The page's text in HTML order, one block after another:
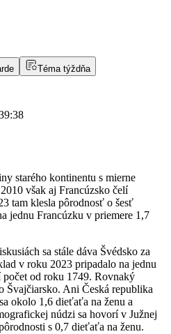
Téma týždňa
starého kontinentu s mierne
však aj Francúzsko čelí
tam klesla pôrodnosť o šesť
jednu Francúzku v priemere 1,7
sa stále dáva Švédsko za
v roku 2023 pripadalo na jednu
od roku 1749. Rovnaký
Švajčiarsko. Ani Česká republika
okolo 1,6 dieťaťa na ženu a
núdzi sa hovorí v Južnej
s 0,7 dieťaťa na ženu.